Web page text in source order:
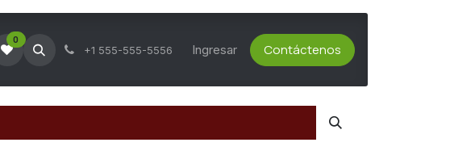
Consultar Tickets Activos Asesoría Técnica Servicio al Cliente
0
+1 555-555-5556 Ingresar Contáctenos